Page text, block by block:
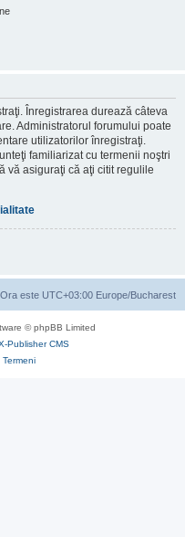
Înregistrarea durează câteva
Administratorul forumului poate
utilizatorilor înregistraţi.
familiarizat cu termenii noştri
vă asiguraţi că aţi citit regulile
Ora este UTC+03:00 Europe/Bucharest
© phpBB Limited
Publisher CMS
Termeni